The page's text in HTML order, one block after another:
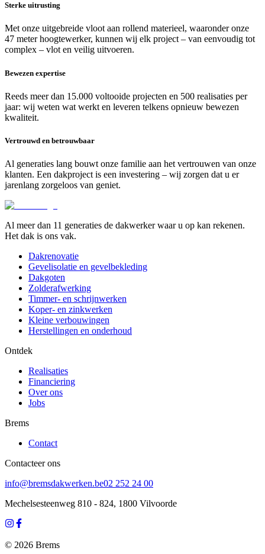
Sterke uitrusting
Met onze uitgebreide vloot aan rollend materieel, waaronder onze
47 meter hoogtewerker, kunnen wij elk project – van eenvoudig tot
complex – vlot en veilig uitvoeren.
Bewezen expertise
Reeds meer dan 15.000 voltooide projecten en 500 realisaties per
jaar: wij weten wat werkt en leveren telkens opnieuw bewezen
kwaliteit.
Vertrouwd en betrouwbaar
Al generaties lang bouwt onze familie aan het vertrouwen van onze
klanten. Een dakproject is een investering – wij zorgen dat u er
jarenlang zorgeloos van geniet.
Al meer dan 11 generaties de dakwerker waar u op kan rekenen.
Het dak is ons vak.
Dakrenovatie
Gevelisolatie en gevelbekleding
Dakgoten
Zolderafwerking
Timmer- en schrijnwerken
Koper- en zinkwerken
Kleine verbouwingen
Herstellingen en onderhoud
Ontdek
Realisaties
Financiering
Over ons
Jobs
Brems
Contact
Contacteer ons
info@bremsdakwerken.be02 252 24 00
Mechelsesteenweg 810 - 824, 1800 Vilvoorde
© 2026 Brems